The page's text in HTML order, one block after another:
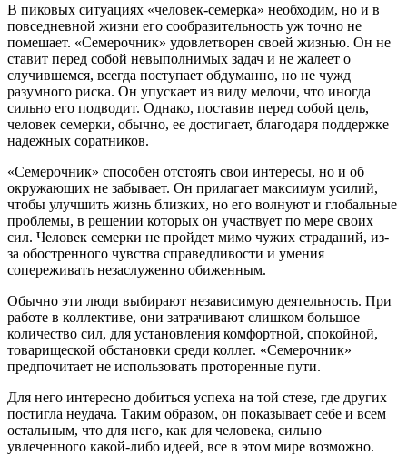
В пиковых ситуациях «человек-семерка» необходим, но и в
повседневной жизни его сообразительность уж точно не
помешает. «Семерочник» удовлетворен своей жизнью. Он не
ставит перед собой невыполнимых задач и не жалеет о
случившемся, всегда поступает обдуманно, но не чужд
разумного риска. Он упускает из виду мелочи, что иногда
сильно его подводит. Однако, поставив перед собой цель,
человек семерки, обычно, ее достигает, благодаря поддержке
надежных соратников.
«Семерочник» способен отстоять свои интересы, но и об
окружающих не забывает. Он прилагает максимум усилий,
чтобы улучшить жизнь близких, но его волнуют и глобальные
проблемы, в решении которых он участвует по мере своих
сил. Человек семерки не пройдет мимо чужих страданий, из-
за обостренного чувства справедливости и умения
сопереживать незаслуженно обиженным.
Обычно эти люди выбирают независимую деятельность. При
работе в коллективе, они затрачивают слишком большое
количество сил, для установления комфортной, спокойной,
товарищеской обстановки среди коллег. «Семерочник»
предпочитает не использовать проторенные пути.
Для него интересно добиться успеха на той стезе, где других
постигла неудача. Таким образом, он показывает себе и всем
остальным, что для него, как для человека, сильно
увлеченного какой-либо идеей, все в этом мире возможно.